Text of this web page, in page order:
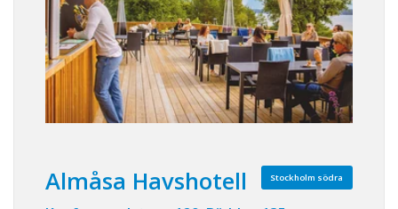
Stockholm södra
Almåsa Havshotell